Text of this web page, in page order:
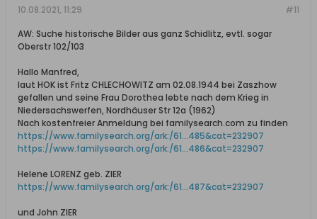
#11
10.08.2021, 11:29
AW: Suche historische Bilder aus ganz Schidlitz, evtl. sogar
Oberstr 102/103
Hallo Manfred,
laut HOK ist Fritz CHLECHOWITZ am 02.08.1944 bei Zaszhow
gefallen und seine Frau Dorothea lebte nach dem Krieg in
Niedersachswerfen, Nordhäuser Str 12a (1962)
Nach kostenfreier Anmeldung bei familysearch.com zu finden
https://www.familysearch.org/ark:/61...485&cat=232907
https://www.familysearch.org/ark:/61...486&cat=232907
Helene LORENZ geb. ZIER
https://www.familysearch.org/ark:/61...487&cat=232907
und John ZIER